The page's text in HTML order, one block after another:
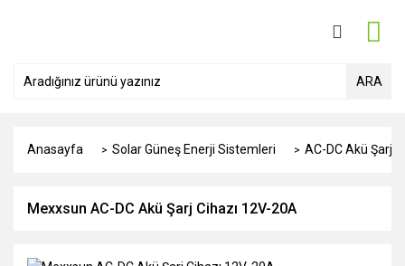
ARA
Anasayfa Solar Güneş Enerji Sistemleri AC-DC Akü Şarj
Mexxsun AC-DC Akü Şarj Cihazı 12V-20A